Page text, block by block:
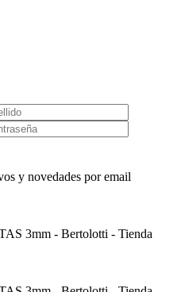
y novedades por email